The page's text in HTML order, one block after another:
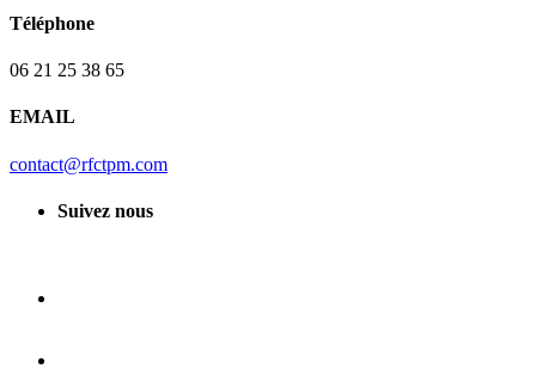
Téléphone
06 21 25 38 65
EMAIL
contact@rfctpm.com
Suivez nous